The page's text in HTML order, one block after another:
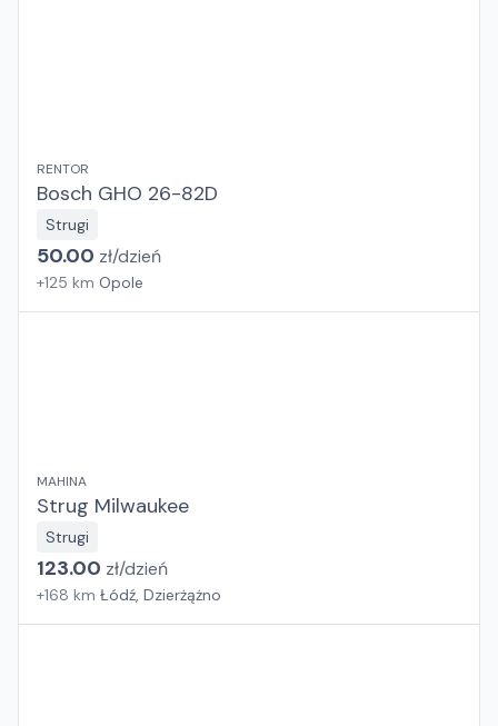
RENTOR
Bosch GHO 26-82D
Strugi
50.00 zł/dzień
+125 km Opole
MAHINA
Strug Milwaukee
Strugi
123.00 zł/dzień
+168 km Łódź, Dzierżążno